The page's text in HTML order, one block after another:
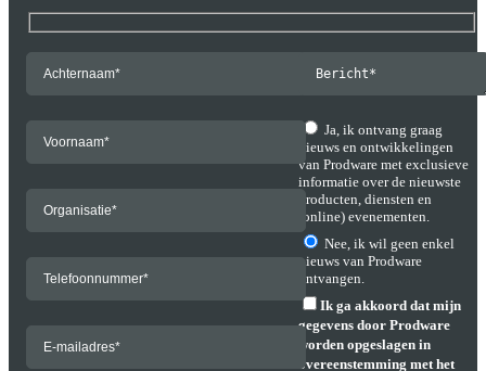
Ja, ik ontvang graag
nieuws en ontwikkelingen
van Prodware met exclusieve
informatie over de nieuwste
producten, diensten en
(online) evenementen.
Nee, ik wil geen enkel
nieuws van Prodware
ontvangen.
Ik ga akkoord dat mijn
gegevens door Prodware
worden opgeslagen in
overeenstemming met het